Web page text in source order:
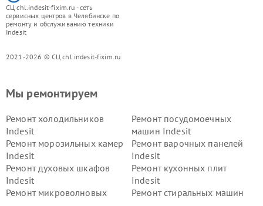
СЦ chl.indesit-fixim.ru - сеть
сервисных центров в Челябинске по
ремонту и обслуживанию техники
Indesit
2021-2026 © СЦ chl.indesit-fixim.ru
Мы ремонтируем
Ремонт холодильников
Indesit
Ремонт посудомоечных
машин Indesit
Ремонт морозильных камер
Indesit
Ремонт варочных панелей
Indesit
Ремонт духовых шкафов
Indesit
Ремонт кухонных плит
Indesit
Ремонт микроволновых
Ремонт стиральных машин